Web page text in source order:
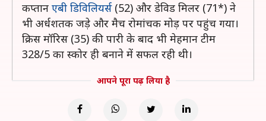
कप्तान एबी डिविलियर्स(52) और डेविड मिलर (71*) ने
भी अर्धशतक जड़े और मैच रोमांचक मोड़ पर पहुंच गया।
क्रिस मॉरिस (35) की पारी के बाद भी मेहमान टीम
328/5 का स्कोर ही बनाने में सफल रही थी।
आपने पूरा पढ़ लिया है